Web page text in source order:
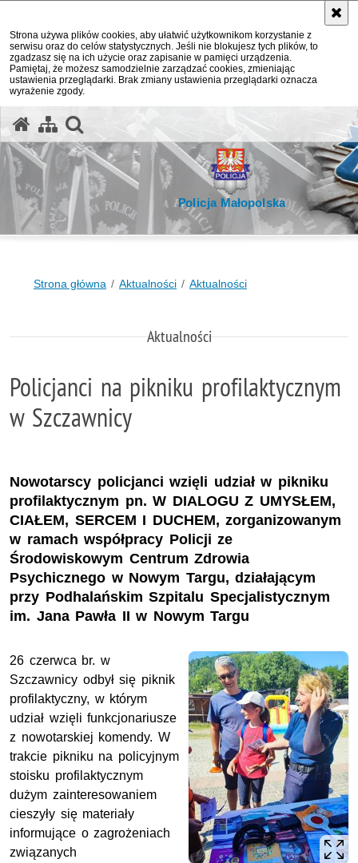
Strona używa plików cookies, aby ułatwić użytkownikom korzystanie z
serwisu oraz do celów statystycznych. Jeśli nie blokujesz tych plików, to
zgadzasz się na ich użycie oraz zapisanie w pamięci urządzenia.
Pamiętaj, że możesz samodzielnie zarządzać cookies, zmieniając
ustawienia przeglądarki. Brak zmiany ustawienia przeglądarki oznacza
wyrażenie zgody.
Policja Małopolska
Strona główna Aktualności Aktualności
Aktualności
Policjanci na pikniku profilaktycznym
w Szczawnicy
Nowotarscy policjanci wzięli udział w pikniku
profilaktycznym pn. W DIALOGU Z UMYSŁEM,
CIAŁEM, SERCEM I DUCHEM, zorganizowanym
w ramach współpracy Policji ze
Środowiskowym Centrum Zdrowia
Psychicznego w Nowym Targu, działającym
przy Podhalańskim Szpitalu Specjalistycznym
im. Jana Pawła II w Nowym Targu
26 czerwca br. w
Szczawnicy odbył się piknik
profilaktyczny, w którym
udział wzięli funkcjonariusze
z nowotarskiej komendy. W
trakcie pikniku na policyjnym
stoisku profilaktycznym
dużym zainteresowaniem
cieszyły się materiały
informujące o zagrożeniach
związanych